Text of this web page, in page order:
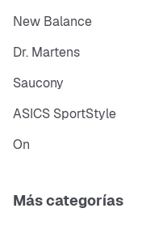
New Balance
Dr. Martens
Saucony
ASICS SportStyle
On
Más categorías